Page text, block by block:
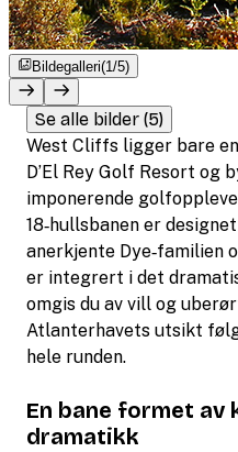
Bildegalleri(1/5)
Se alle bilder (5)
West Cliffs ligger bare
D’El Rey Golf Resort og
imponerende
18‑hullsbanen er
anerkjente Dye‑familien
er integrert i det
omgis du av vill og
Atlanterhavets utsikt
hele runden.
En bane formet av
dramatikk